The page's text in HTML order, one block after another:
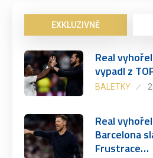
EXKLUZIVNĚ
Real
vypadl z
BALETKY
Real
Barcelona
Frustrace…